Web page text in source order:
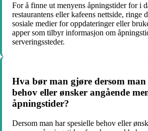
For å finne ut menyens åpningstider for i
restaurantens eller kafeens nettside, ringe
sosiale medier for oppdateringer eller
apper som tilbyr informasjon om
serveringssteder.
Hva bør man gjøre dersom man
behov eller ønsker angående
åpningstider?
Dersom man har spesielle behov eller